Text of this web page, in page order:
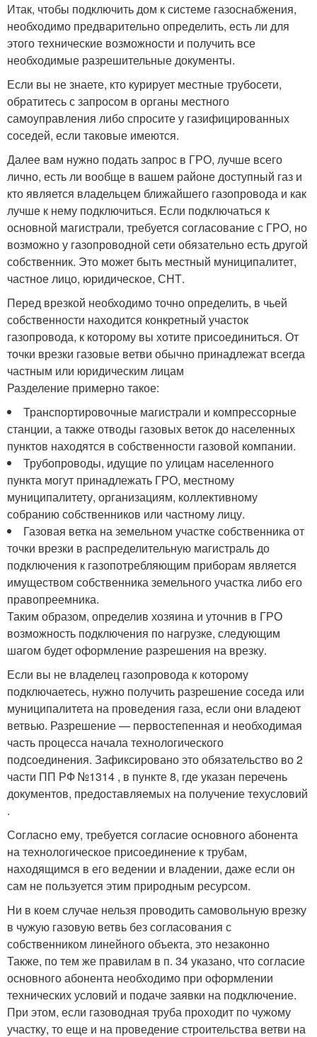
Итак, чтобы подключить дом к системе газоснабжения,
необходимо предварительно определить, есть ли для
этого технические возможности и получить все
необходимые разрешительные документы.
Если вы не знаете, кто курирует местные трубосети,
обратитесь с запросом в органы местного
самоуправления либо спросите у газифицированных
соседей, если таковые имеются.
Далее вам нужно подать запрос в ГРО, лучше всего
лично, есть ли вообще в вашем районе доступный газ и
кто является владельцем ближайшего газопровода и как
лучше к нему подключиться. Если подключаться к
основной магистрали, требуется согласование с ГРО, но
возможно у газопроводной сети обязательно есть другой
собственник. Это может быть местный муниципалитет,
частное лицо, юридическое, СНТ.
Перед врезкой необходимо точно определить, в чьей
собственности находится конкретный участок
газопровода, к которому вы хотите присоединиться. От
точки врезки газовые ветви обычно принадлежат всегда
частным или юридическим лицам
Разделение примерно такое:
Транспортировочные магистрали и компрессорные
станции, а также отводы газовых веток до населенных
пунктов находятся в собственности газовой компании.
Трубопроводы, идущие по улицам населенного
пункта могут принадлежать ГРО, местному
муниципалитету, организациям, коллективному
собранию собственников или частному лицу.
Газовая ветка на земельном участке собственника от
точки врезки в распределительную магистраль до
подключения к газопотребляющим приборам является
имуществом собственника земельного участка либо его
правопреемника.
Таким образом, определив хозяина и уточнив в ГРО
возможность подключения по нагрузке, следующим
шагом будет оформление разрешения на врезку.
Если вы не владелец газопровода к которому
подключаетесь, нужно получить разрешение соседа или
муниципалитета на проведения газа, если они владеют
ветвью. Разрешение — первостепенная и необходимая
часть процесса начала технологического
подсоединения. Зафиксировано это обязательство во 2
части ПП РФ №1314 , в пункте 8, где указан перечень
документов, предоставляемых на получение техусловий
.
Согласно ему, требуется согласие основного абонента
на технологическое присоединение к трубам,
находящимся в его ведении и владении, даже если он
сам не пользуется этим природным ресурсом.
Ни в коем случае нельзя проводить самовольную врезку
в чужую газовую ветвь без согласования с
собственником линейного объекта, это незаконно
Также, по тем же правилам в п. 34 указано, что согласие
основного абонента необходимо при оформлении
технических условий и подаче заявки на подключение.
При этом, если газоводная труба проходит по чужому
участку, то еще и на проведение строительства ветви на